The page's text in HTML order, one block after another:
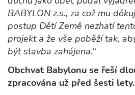
BABYLON z.s., za což mu
postup Dětí Země nezhatí
projekt a že vše poběží tak,
být stavba zahájena.“
Obchvat Babylonu se řeší
zpracována už před šesti lety.